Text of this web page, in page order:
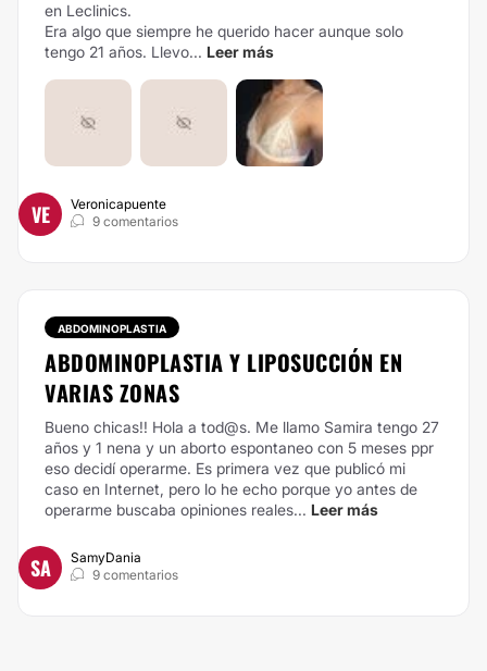
en Leclinics.
Era algo que siempre he querido hacer aunque solo
tengo 21 años. Llevo... Leer más
VE
Veronicapuente
9 comentarios
ABDOMINOPLASTIA
ABDOMINOPLASTIA Y LIPOSUCCIÓN EN
VARIAS ZONAS
Bueno chicas!! Hola a tod@s. Me llamo Samira tengo 27
años y 1 nena y un aborto espontaneo con 5 meses ppr
eso decidí operarme. Es primera vez que publicó mi
caso en Internet, pero lo he echo porque yo antes de
operarme buscaba opiniones reales... Leer más
SA
SamyDania
9 comentarios